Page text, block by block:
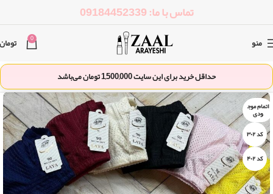
تماس با ما: 09184452339
منو 0 تومان
حداقل خرید برای این سایت1,500,000تومان می‌باشد
اتمام موج
ودی
کد ۳۰۲
کد ۴۰۲